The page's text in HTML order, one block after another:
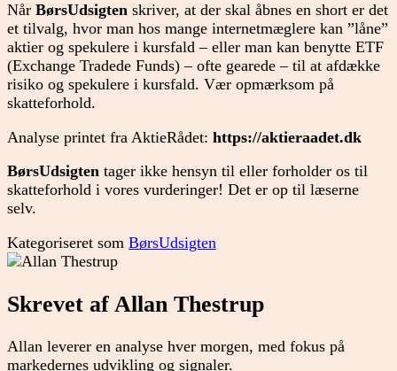
Når BørsUdsigten skriver, at der skal åbnes en short er det
et tilvalg, hvor man hos mange internetmæglere kan ”låne”
aktier og spekulere i kursfald – eller man kan benytte ETF
(Exchange Tradede Funds) – ofte gearede – til at afdække
risiko og spekulere i kursfald. Vær opmærksom på
skatteforhold.
Analyse printet fra AktieRådet: https://aktieraadet.dk
BørsUdsigten tager ikke hensyn til eller forholder os til
skatteforhold i vores vurderinger! Det er op til læserne
selv.
Kategoriseret som BørsUdsigten
Skrevet af Allan Thestrup
Allan leverer en analyse hver morgen, med fokus på
markedernes udvikling og signaler.